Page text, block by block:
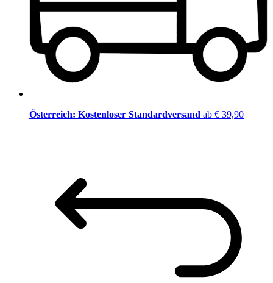
Österreich: Kostenloser Standardversand ab € 39,90